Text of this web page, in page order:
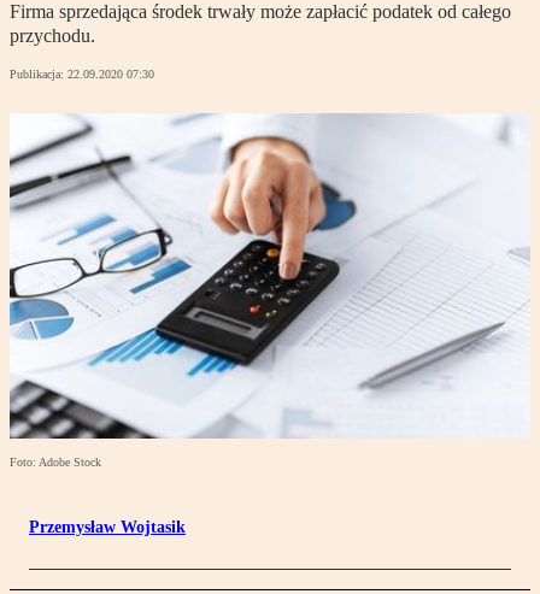
Firma sprzedająca środek trwały może zapłacić podatek od całego
przychodu.
Publikacja: 22.09.2020 07:30
Foto: Adobe Stock
Przemysław Wojtasik